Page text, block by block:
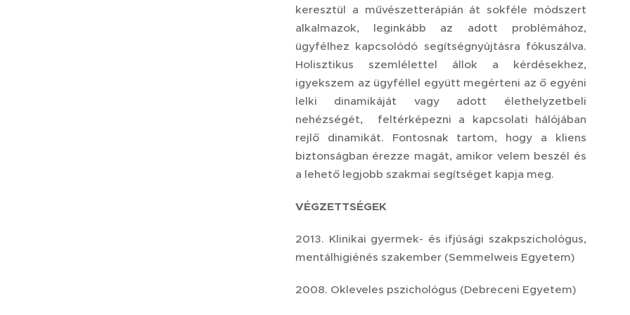
keresztül a művészetterápián át sokféle módszert
alkalmazok, leginkább az adott problémához,
ügyfélhez kapcsolódó segítségnyújtásra fókuszálva.
Holisztikus szemlélettel állok a kérdésekhez,
igyekszem az ügyféllel együtt megérteni az ő egyéni
lelki dinamikáját vagy adott élethelyzetbeli
nehézségét, feltérképezni a kapcsolati hálójában
rejlő dinamikát. Fontosnak tartom, hogy a kliens
biztonságban érezze magát, amikor velem beszél és
a lehető legjobb szakmai segítséget kapja meg.
VÉGZETTSÉGEK
2013. Klinikai gyermek- és ifjúsági szakpszichológus,
mentálhigiénés szakember (Semmelweis Egyetem)
2008. Okleveles pszichológus (Debreceni Egyetem)